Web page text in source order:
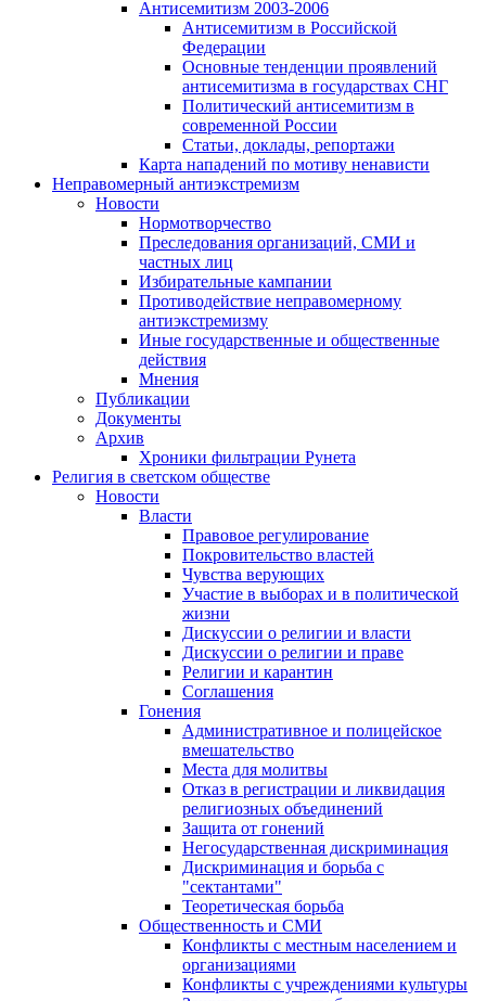
Антисемитизм 2003-2006
Антисемитизм в Российской
Федерации
Основные тенденции проявлений
антисемитизма в государствах СНГ
Политический антисемитизм в
современной России
Статьи, доклады, репортажи
Карта нападений по мотиву ненависти
Неправомерный антиэкстремизм
Новости
Нормотворчество
Преследования организаций, СМИ и
частных лиц
Избирательные кампании
Противодействие неправомерному
антиэкстремизму
Иные государственные и общественные
действия
Мнения
Публикации
Документы
Архив
Хроники фильтрации Рунета
Религия в светском обществе
Новости
Власти
Правовое регулирование
Покровительство властей
Чувства верующих
Участие в выборах и в политической
жизни
Дискуссии о религии и власти
Дискуссии о религии и праве
Религии и карантин
Соглашения
Гонения
Административное и полицейское
вмешательство
Места для молитвы
Отказ в регистрации и ликвидация
религиозных объединений
Защита от гонений
Негосударственная дискриминация
Дискриминация и борьба с
"сектантами"
Теоретическая борьба
Общественность и СМИ
Конфликты с местным населением и
организациями
Конфликты с учреждениями культуры